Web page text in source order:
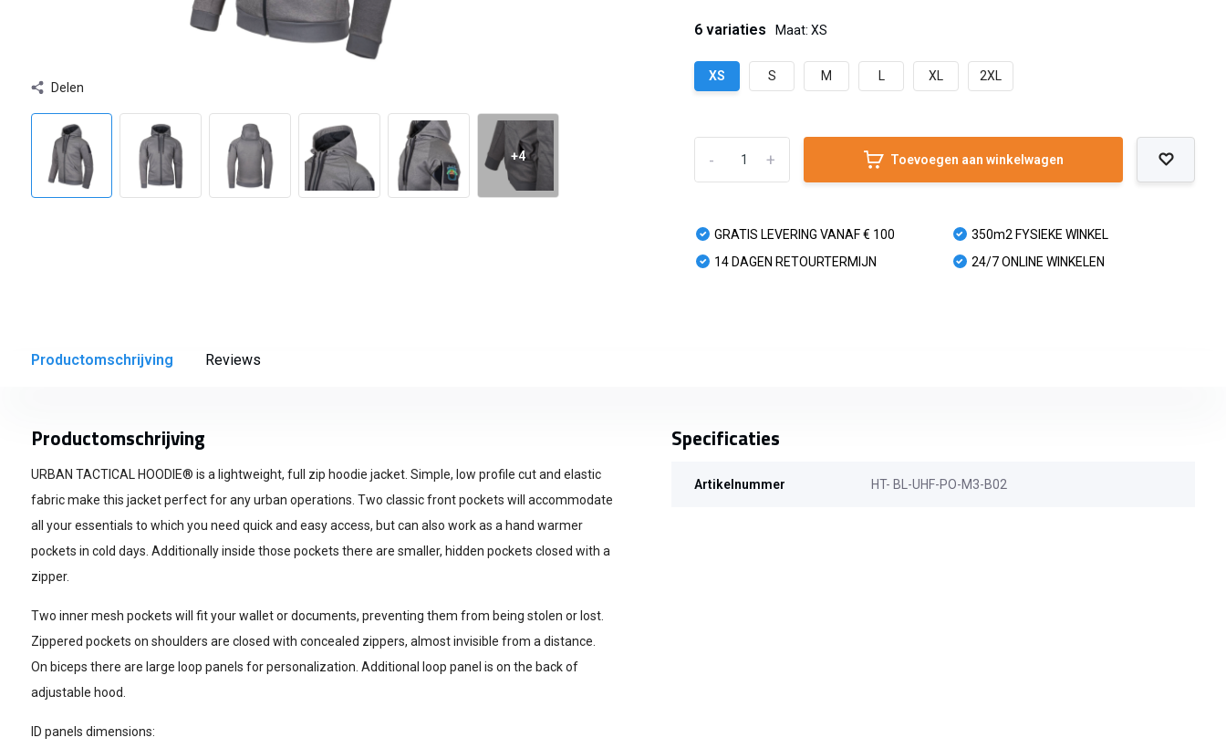
Delen
+4
6 variaties Maat: XS
XS S M L XL 2XL
+
- Toevoegen aan winkelwagen
GRATIS LEVERING VANAF € 100
14 DAGEN RETOURTERMIJN
350m2 FYSIEKE WINKEL
24/7 ONLINE WINKELEN
Productomschrijving Reviews
Productomschrijving
URBAN TACTICAL HOODIE® is a lightweight, full zip hoodie jacket. Simple, low profile cut and elastic
fabric make this jacket perfect for any urban operations. Two classic front pockets will accommodate
all your essentials to which you need quick and easy access, but can also work as a hand warmer
pockets in cold days. Additionally inside those pockets there are smaller, hidden pockets closed with a
zipper.
Two inner mesh pockets will fit your wallet or documents, preventing them from being stolen or lost.
Zippered pockets on shoulders are closed with concealed zippers, almost invisible from a distance.
On biceps there are large loop panels for personalization. Additional loop panel is on the back of
adjustable hood.
ID panels dimensions:
Specificaties
Artikelnummer HT- BL-UHF-PO-M3-B02